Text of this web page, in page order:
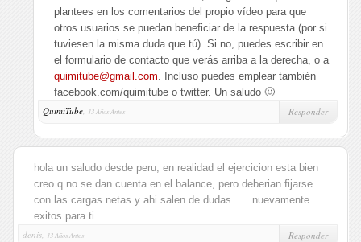
plantees en los comentarios del propio vídeo para que
otros usuarios se puedan beneficiar de la respuesta (por si
tuviesen la misma duda que tú). Si no, puedes escribir en
el formulario de contacto que verás arriba a la derecha, o a
quimitube@gmail.com. Incluso puedes emplear también
facebook.com/quimitube o twitter. Un saludo 🙂
QuimiTube, 13 Años Antes Responder
hola un saludo desde peru, en realidad el ejercicion esta bien
creo q no se dan cuenta en el balance, pero deberian fijarse
con las cargas netas y ahi salen de dudas……nuevamente
exitos para ti
denis,
13 Años Antes Responder